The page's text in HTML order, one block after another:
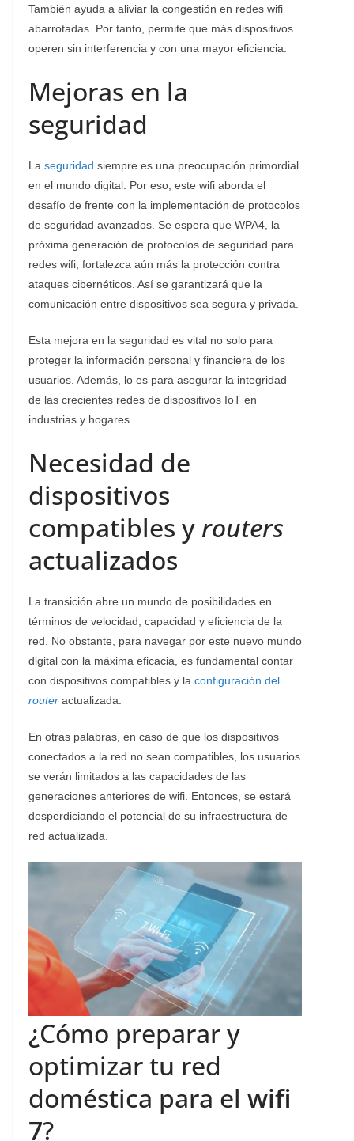
También ayuda a aliviar la congestión en redes wifi
abarrotadas. Por tanto, permite que más dispositivos
operen sin interferencia y con una mayor eficiencia.
Mejoras en la
seguridad
La seguridad siempre es una preocupación primordial
en el mundo digital. Por eso, este wifi aborda el
desafío de frente con la implementación de protocolos
de seguridad avanzados. Se espera que WPA4, la
próxima generación de protocolos de seguridad para
redes wifi, fortalezca aún más la protección contra
ataques cibernéticos. Así se garantizará que la
comunicación entre dispositivos sea segura y privada.
Esta mejora en la seguridad es vital no solo para
proteger la información personal y financiera de los
usuarios. Además, lo es para asegurar la integridad
de las crecientes redes de dispositivos IoT en
industrias y hogares.
Necesidad de
dispositivos
compatibles y routers
actualizados
La transición abre un mundo de posibilidades en
términos de velocidad, capacidad y eficiencia de la
red. No obstante, para navegar por este nuevo mundo
digital con la máxima eficacia, es fundamental contar
con dispositivos compatibles y la configuración del
router actualizada.
En otras palabras, en caso de que los dispositivos
conectados a la red no sean compatibles, los usuarios
se verán limitados a las capacidades de las
generaciones anteriores de wifi. Entonces, se estará
desperdiciando el potencial de su infraestructura de
red actualizada.
¿Cómo preparar y
optimizar tu red
doméstica para el wifi
7?